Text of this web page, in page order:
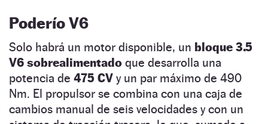
Poderío V6
Solo habrá un motor disponible, un bloque 3.5
V6 sobrealimentado que desarrolla una
potencia de 475 CV y un par máximo de 490
Nm. El propulsor se combina con una caja de
cambios manual de seis velocidades y con un